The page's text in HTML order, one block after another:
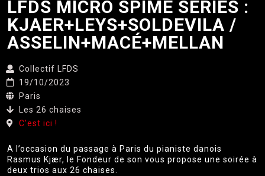
LFDS MICRO SPIME SERIES :
KJAER+LEYS+SOLDEVILA /
ASSELIN+MACÉ+MELLAN
Collectif LFDS
19/10/2023
Paris
Les 26 chaises
C'est ici !
A l’occasion du passage à Paris du pianiste danois
Rasmus Kjær, le Fondeur de son vous propose une soirée à
deux trios aux 26 chaises.